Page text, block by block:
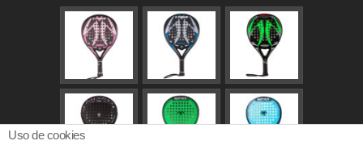
Uso de cookies